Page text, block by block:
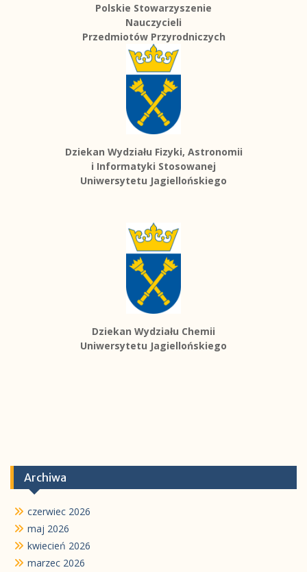
Polskie Stowarzyszenie
Nauczycieli
Przedmiotów Przyrodniczych
Dziekan Wydziału Fizyki, Astronomii
i Informatyki Stosowanej
Uniwersytetu Jagiellońskiego
Dziekan Wydziału Chemii
Uniwersytetu Jagiellońskiego
Archiwa
czerwiec 2026
maj 2026
kwiecień 2026
marzec 2026